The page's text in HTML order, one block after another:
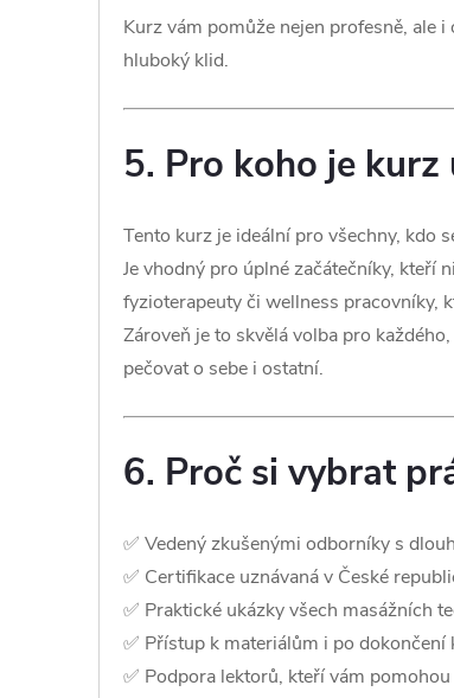
Kurz vám pomůže nejen profesně, ale
hluboký klid.
5. Pro koho je kurz
Tento kurz je ideální pro všechny, kdo
Je vhodný pro úplné začátečníky, kteří
fyzioterapeuty či wellness pracovníky,
Zároveň je to skvělá volba pro
pečovat o sebe i ostatní.
6. Proč si vybrat
✅ Vedený zkušenými odborníky s
✅ Certifikace uznávaná v České
✅ Praktické ukázky všech masážních
✅ Přístup k materiálům i po dokončení
✅ Podpora lektorů, kteří vám